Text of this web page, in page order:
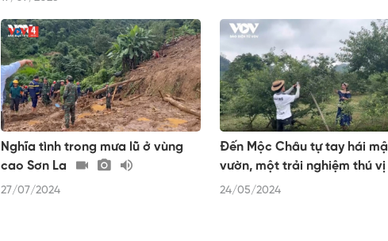
Nghĩa tình trong mưa lũ ở vùng
cao Sơn La
27/07/2024
Đến Mộc Châu tự tay hái
vườn, một trải nghiệm thú vị
24/05/2024